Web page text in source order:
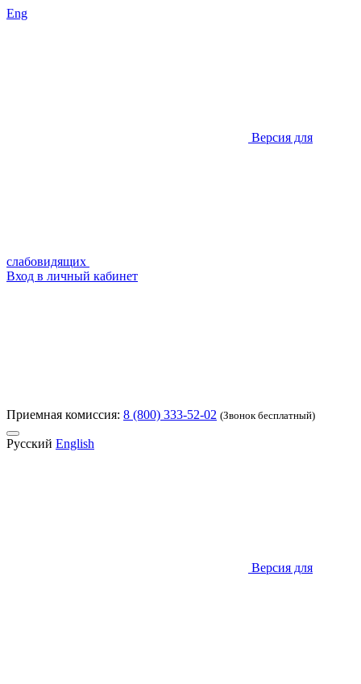
Eng
Версия для
слабовидящих
Вход в личный кабинет
Приемная комиссия: 8 (800) 333-52-02 (Звонок бесплатный)
Русский English
Версия для